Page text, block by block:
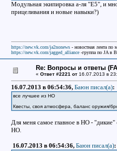
Модульная экипировка а-ля "Е5", и
прицеливания и новые навыки?)
https://new.vk.com/ja2nonews- новостная лента по
https://new.vk.com/jagged_alliance-группа по JA в
Re: Вопросы и ответы
« Ответ #2221 от16.07.2013 в
16.07.2013 в 06:54:36, Баюн писал(a):
все лучшее из НО
Квесты, своя атмосфера, баланс оружия/
Для меня самое главное в НО -
НО.
16.07.2013 в 06:54:36, Баюн писал(a):